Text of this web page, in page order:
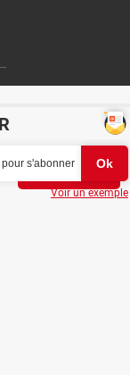
football sur un
Voir un exemple